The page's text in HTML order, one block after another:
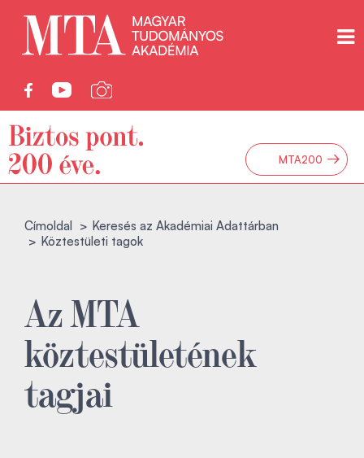
MTA200 →
Címoldal
Keresés az Akadémiai Adattárban
Köztestületi tagok
Az MTA
köztestületének
tagjai